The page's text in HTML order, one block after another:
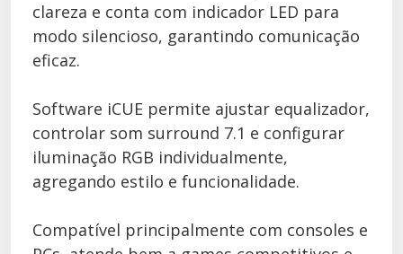
clareza e conta com indicador LED para
modo silencioso, garantindo comunicação
eficaz.
Software iCUE permite ajustar equalizador,
controlar som surround 7.1 e configurar
iluminação RGB individualmente,
agregando estilo e funcionalidade.
Compatível principalmente com consoles e